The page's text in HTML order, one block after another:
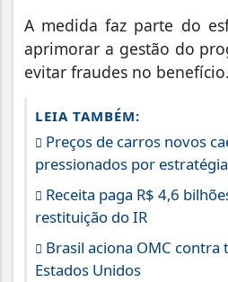
A medida faz parte do
aprimorar a gestão do
evitar fraudes no benefício.
LEIA TAMBÉM:
Preços de carros novos
pressionados por
Receita paga R$ 4,6
restituição do IR
Brasil aciona OMC
Estados Unidos